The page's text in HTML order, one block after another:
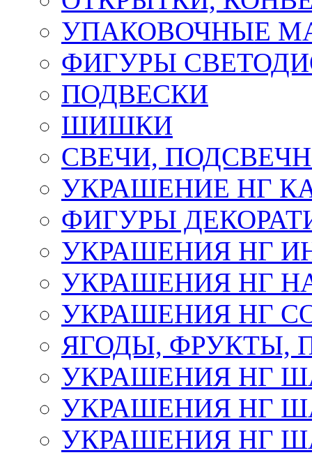
УПАКОВОЧНЫЕ
ФИГУРЫ
ПОДВЕСКИ
ШИШКИ
СВЕЧИ,
УКРАШЕНИЕ НГ
ФИГУРЫ
УКРАШЕНИЯ НГ
УКРАШЕНИЯ НГ
УКРАШЕНИЯ НГ
ЯГОДЫ, ФРУКТЫ,
УКРАШЕНИЯ НГ
УКРАШЕНИЯ НГ
УКРАШЕНИЯ НГ